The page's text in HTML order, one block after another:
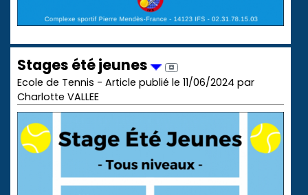
Stages été jeunes
Ecole de Tennis - Article publié le 11/06/2024 par
Charlotte VALLEE